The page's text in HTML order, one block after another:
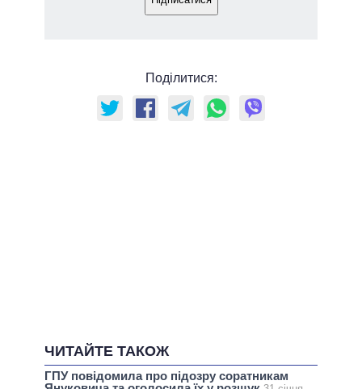
Поділитися:
ЧИТАЙТЕ ТАКОЖ
ГПУ повідомила про підозру соратникам